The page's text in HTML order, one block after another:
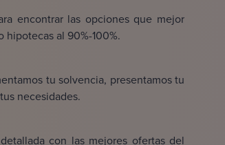
encontrar las opciones que mejor
al 90%-100%.
tu solvencia, presentamos tu
necesidades.
con las mejores ofertas del